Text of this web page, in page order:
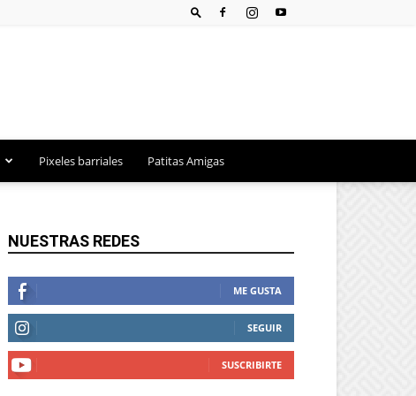
Pixeles barriales Patitas Amigas
NUESTRAS REDES
ME GUSTA
SEGUIR
SUSCRIBIRTE